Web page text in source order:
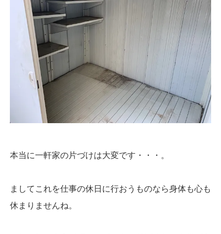
本当に一軒家の片づけは大変です・・・。
ましてこれを仕事の休日に行おうものなら身体も心も
休まりませんね。